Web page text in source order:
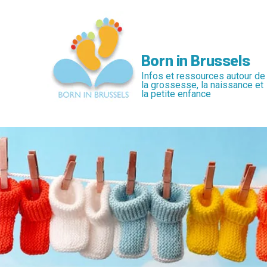
Born in Brussels
Infos et ressources autour de
la grossesse, la naissance et
la petite enfance